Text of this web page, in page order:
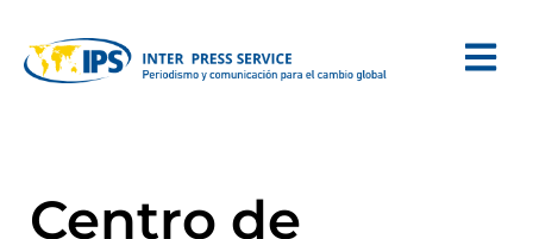
Centro de